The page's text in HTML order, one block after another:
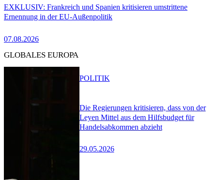
EXKLUSIV: Frankreich und Spanien kritisieren umstrittene
Ernennung in der EU-Außenpolitik
07.08.2026
GLOBALES EUROPA
Die Regierungen kritisieren, dass von der
Leyen Mittel aus dem Hilfsbudget für
Handelsabkommen abzieht
29.05.2026
POLITIK